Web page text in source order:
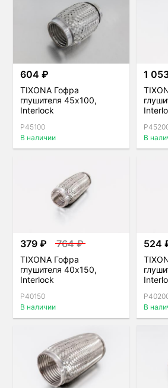
604 ₽
TIXONA Гофра
глушителя 45x100,
Interlock
P45100
В наличии
1
В
379 ₽ 764 ₽
TIXONA Гофра
глушителя 40x150,
Interlock
P40150
В наличии
524
В